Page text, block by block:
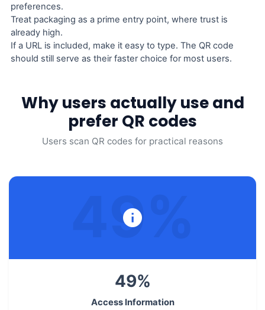
preferences.
Treat packaging as a prime entry point, where trust is
already high.
If a URL is included, make it easy to type. The QR code
should still serve as their faster choice for most users.
Why users actually use and
prefer QR codes
Users scan QR codes for practical reasons
49
49%
Access Information